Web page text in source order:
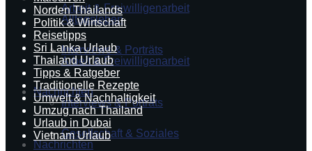
Arbeit & Freiwilligenarbeit
Interviews & Porträts
Nachrichten
Gesellschaft & Soziales
Alltagsleben
Arbeit & Freiwilligenarbeit
Interviews & Porträts
Nachrichten
Norden Thailands
Politik & Wirtschaft
Reisetipps
Sri Lanka Urlaub
Thailand Urlaub
Tipps & Ratgeber
Traditionelle Rezepte
Umwelt & Nachhaltigkeit
Umzug nach Thailand
Urlaub in Dubai
Vietnam Urlaub